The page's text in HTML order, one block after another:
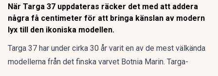
När Targa 37 uppdateras räcker det med att addera
några få centimeter för att bringa känslan av modern
lyx till den ikoniska modellen.
Targa 37 har under cirka 30 år varit en av de mest välkända
modellerna från det finska varvet Botnia Marin. Targa-